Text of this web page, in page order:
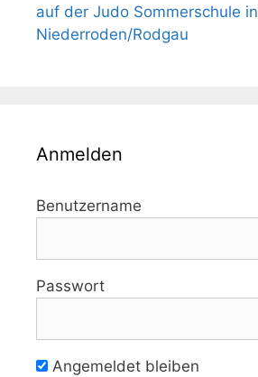
auf der Judo Sommerschule in
Niederroden/Rodgau
Anmelden
Benutzername
Passwort
Angemeldet bleiben